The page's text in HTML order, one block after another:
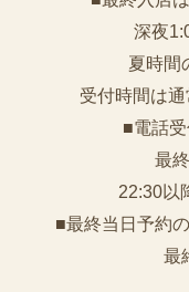
深夜
夏時間
受付時間は
■電話
最
22:30以
■最終当日予約
最